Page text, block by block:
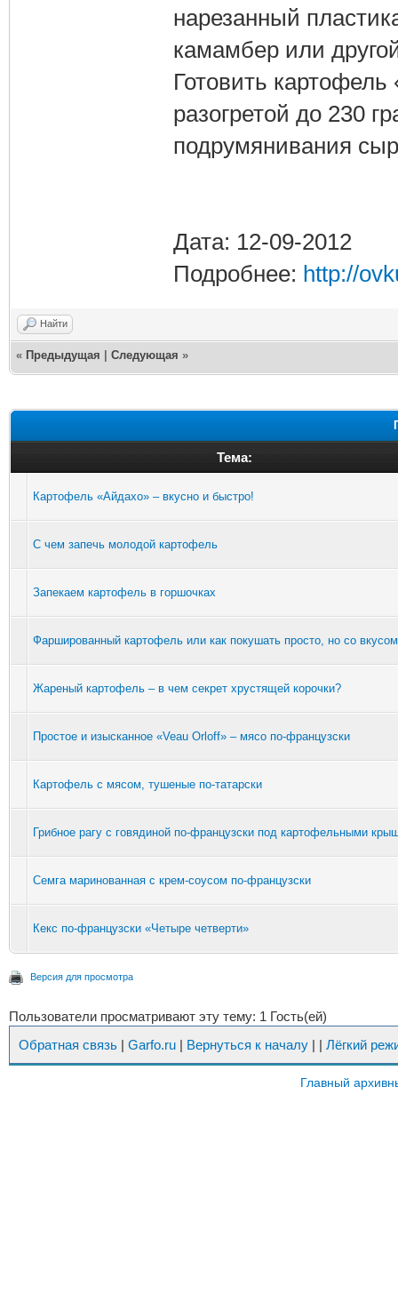
нарезанный
камамбер или
Готовить
разогретой до 230
подрумянивания
Дата: 12-09-2012
Подробнее: http://
Найти
« Предыдущая Следующая »
Тема:
Картофель «Айдахо» – вкусно и быстро!
С чем запечь молодой картофель
Запекаем картофель в горшочках
Фаршированный картофель или как покушать просто, но со
Жареный картофель – в чем секрет хрустящей корочки?
Простое и изысканное «Veau Orloff» – мясо по-французски
Картофель с мясом, тушеные по-татарски
Грибное рагу с говядиной по-французски под картофельными
Семга маринованная с крем-соусом по-французски
Кекс по-французски «Четыре четверти»
Версия для просмотра
Пользователи просматривают эту тему: 1 Гость(ей)
Обратная связь | Garfo.ru | Вернуться к началу | | Лёгкий
Главный